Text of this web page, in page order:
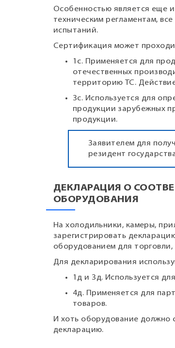
Особенностью является еще
техническим регламентам,
испытаний.
Сертификация может
1с. Применяется для
отечественных
территорию ТС.
3с. Используется для
продукции зарубежных
продукции.
Заявителем для
резидент
ДЕКЛАРАЦИЯ О
ОБОРУДОВАНИЯ
На холодильники, камеры,
зарегистрировать
оборудованием для
Для декларирования
1д и 3д. Используется
4д. Применяется для
товаров.
И хоть оборудование должно
декларацию.